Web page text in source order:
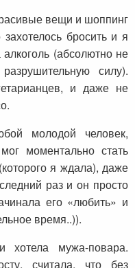
вещи и шоппинг
бросить и я
(абсолютно не
силу).
и даже не
молодой человек,
моментально стать
я ждала), даже
раз и он просто
его «любить» и
время..)).
хотела мужа-повара.
считала, что без